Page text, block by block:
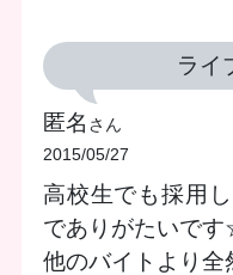
ライ
匿名 さん
2015/05/27
高校生でも採用
でありがたいで
他のバイトより全